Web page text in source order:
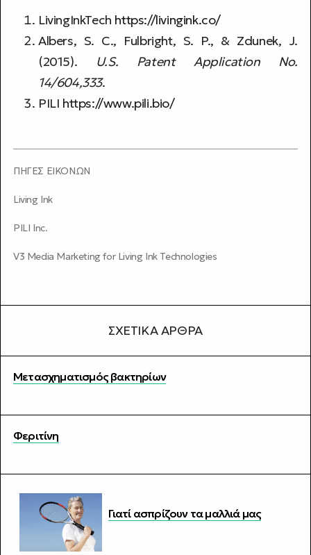
LivingInkTech https://livingink.co/
Albers, S. C., Fulbright, S. P., & Zdunek, J.
(2015). U.S. Patent Application No.
14/604,333.
PILI https://www.pili.bio/
ΠΗΓΕΣ ΕΙΚΟΝΩΝ
Living Ink
PILI Inc.
V3 Media Marketing for Living Ink Technologies
ΣΧΕΤΙΚΆ ΆΡΘΡΑ
Μετασχηματισμός βακτηρίων
Φεριτίνη
Γιατί ασπρίζουν τα μαλλιά μας